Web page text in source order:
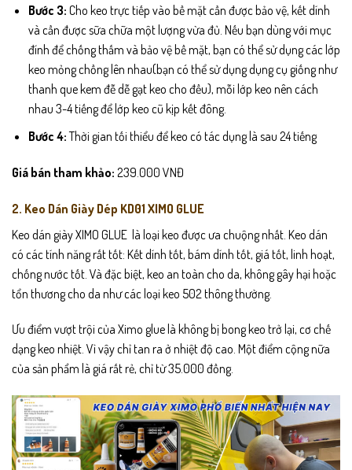
Bước 3: Cho keo trực tiếp vào bề mặt cần được bảo vệ, kết dính
và cần được sữa chữa một lượng vừa đủ. Nếu bạn dùng với mục
đính để chống thấm và bảo vệ bề mặt, bạn có thể sử dụng các lớp
keo mỏng chồng lên nhau(bạn có thể sử dụng dụng cụ giống như
thanh que kem đễ dễ gạt keo cho đều), mỗi lớp keo nên cách
nhau 3-4 tiếng để lớp keo cũ kịp kết đông.
Bước 4:Thời gian tối thiểu để keo có tác dụng là sau 24 tiếng
Giá bán tham khảo: 239.000 VNĐ
2. Keo Dán Giày Dép KD01 XIMO GLUE
Keo dán giày XIMO GLUE là loại keo được ưa chuộng nhất. Keo dán
có các tính năng rất tốt: Kết dính tốt, bám dính tốt, giá tốt, linh hoạt,
chống nước tốt. Và đặc biệt, keo an toàn cho da, không gây hại hoặc
tổn thương cho da như các loại keo 502 thông thường.
Ưu điểm vượt trội của Ximo glue là không bị bong keo trở lại, cơ chế
dạng keo nhiệt. Vì vậy chỉ tan ra ở nhiệt độ cao. Một điểm cộng nữa
của sản phẩm là giá rất rẻ, chỉ từ 35.000 đồng.